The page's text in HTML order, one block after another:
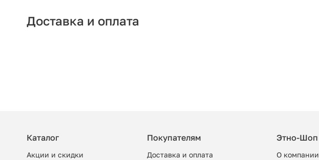
Доставка и оплата
Каталог
Акции и скидки
Покупателям
Доставка и оплата
Этно-Шоп
О компании